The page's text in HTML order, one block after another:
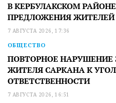
В КЕРБУЛАКСКОМ
ПРЕДЛОЖЕНИЯ ЖИТЕЛЕЙ
7 АВГУСТА 2026, 17:36
ОБЩЕСТВО
ПОВТОРНОЕ НАРУШЕНИЕ
ЖИТЕЛЯ САРКАНА К
ОТВЕТСТВЕННОСТИ
7 АВГУСТА 2026, 16:51